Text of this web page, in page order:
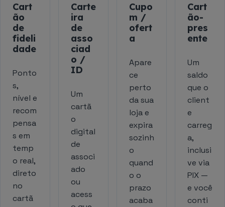
Cart
ão
de
fideli
dade
Ponto
s,
nível e
recom
pensa
s em
temp
o real,
direto
no
cartã
Carte
ira
de
asso
ciad
o /
ID
Um
cartã
o
digital
de
associ
ado
ou
acess
Cupo
m /
ofert
a
Apare
ce
perto
da sua
loja e
expira
sozinh
o
quand
o o
prazo
acaba
Cart
ão-
pres
ente
Um
saldo
que o
client
e
carreg
a,
inclusi
ve via
PIX —
e você
conti